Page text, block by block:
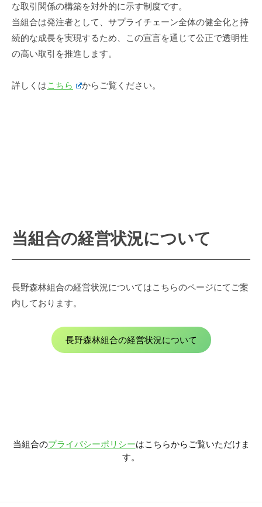
な取引関係の構築を対外的に示す制度です。
当組合は発注者として、サプライチェーン全体の健全化と持
続的な成長を実現するため、この宣言を通じて公正で透明性
の高い取引を推進します。
詳しくはこちら からご覧ください。
当組合の経営状況について
長野森林組合の経営状況についてはこちらのページにてご案
内しております。
長野森林組合の経営状況について
当組合のプライバシーポリシーはこちらからご覧いただけま
す。